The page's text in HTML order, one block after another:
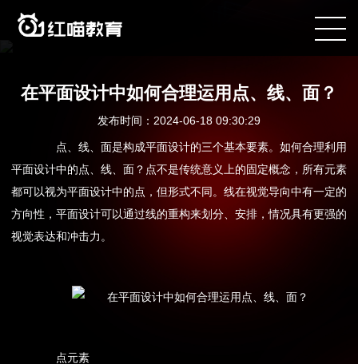
在平面设计中如何合理运用点、线、面？
发布时间：2024-06-18 09:30:29
点、线、面是构成平面设计的三个基本要素。如何合理利用
平面设计中的点、线、面？点不是传统意义上的固定概念，所有元素
都可以视为平面设计中的点，但形式不同。线在视觉导向中有一定的
方向性，平面设计可以通过线的重构来划分、安排，情况具有更强的
视觉表达和冲击力。
点元素